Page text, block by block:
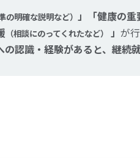
の明確な説明など） 」「健康の重
（相談にのってくれたなど） 」 が
の認識・経験があると、継続